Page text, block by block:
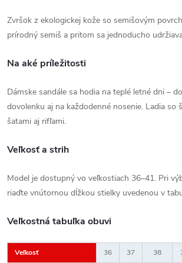
Zvršok z ekologickej kože so semišovým
prírodný semiš a pritom sa jednoducho
Na aké príležitosti
Dámske sandále sa hodia na teplé letné dni –
dovolenku aj na každodenné nosenie. Ladia so
šatami aj rifľami.
Veľkosť a strih
Model je dostupný vo veľkostiach 36–41. Pri
riaďte vnútornou dĺžkou stielky uvedenou v
Veľkostná tabuľka obuvi
Veľkosť 36 37 38